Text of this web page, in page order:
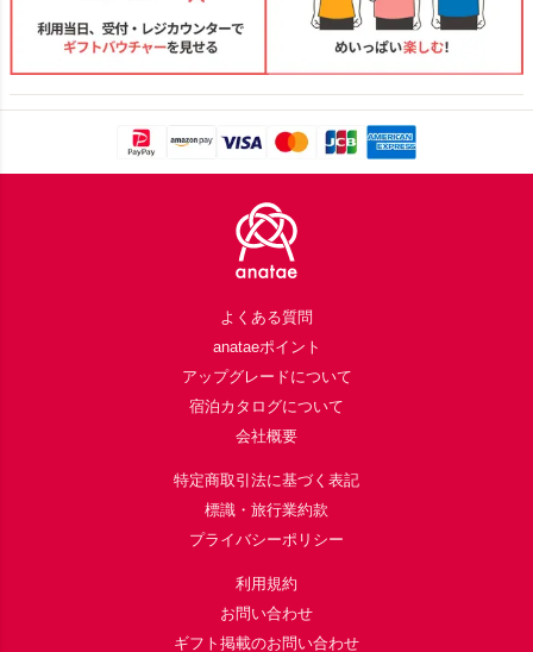
よくある質問
anataeポイント
アップグレードについて
宿泊カタログについて
会社概要
特定商取引法に基づく表記
標識・旅行業約款
プライバシーポリシー
利用規約
お問い合わせ
ギフト掲載のお問い合わせ